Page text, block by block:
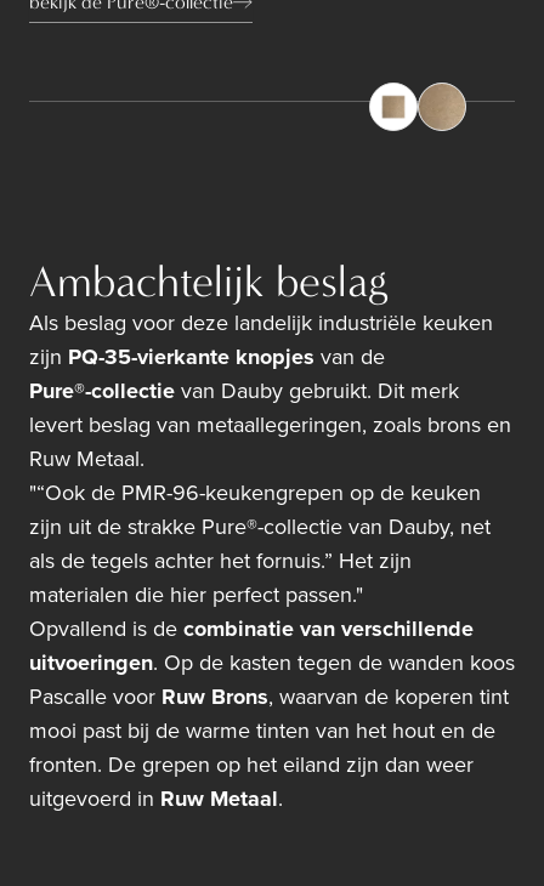
Ambachtelijk beslag
Als beslag voor deze landelijk industriële keuken
zijn PQ-35-vierkante knopjes van de
Pure®-collectie van Dauby gebruikt. Dit merk
levert beslag van metaallegeringen, zoals brons en
Ruw Metaal.
"“Ook de PMR-96-keukengrepen op de keuken
zijn uit de strakke Pure®-collectie van Dauby, net
als de tegels achter het fornuis.” Het zijn
materialen die hier perfect passen."
Opvallend is de combinatie van verschillende
uitvoeringen. Op de kasten tegen de wanden koos
Pascalle voor Ruw Brons, waarvan de koperen tint
mooi past bij de warme tinten van het hout en de
fronten. De grepen op het eiland zijn dan weer
uitgevoerd in Ruw Metaal.